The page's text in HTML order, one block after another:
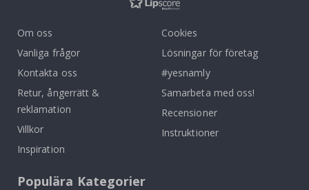
Om oss
Vanliga frågor
Kontakta oss
Retur, ångerrätt &
reklamation
Villkor
Inspiration
Cookies
Lösningar för företag
#yesnamly
Samarbeta med oss!
Recensioner
Instruktioner
Populära Kategorier